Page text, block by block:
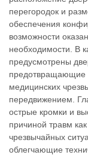
перегородок и
обеспечения
возможности
необходимости. В
предусмотрены
предотвращающие
медицинских
передвижением.
острые кромки и
причиной травм
чрезвычайных
облегчающие